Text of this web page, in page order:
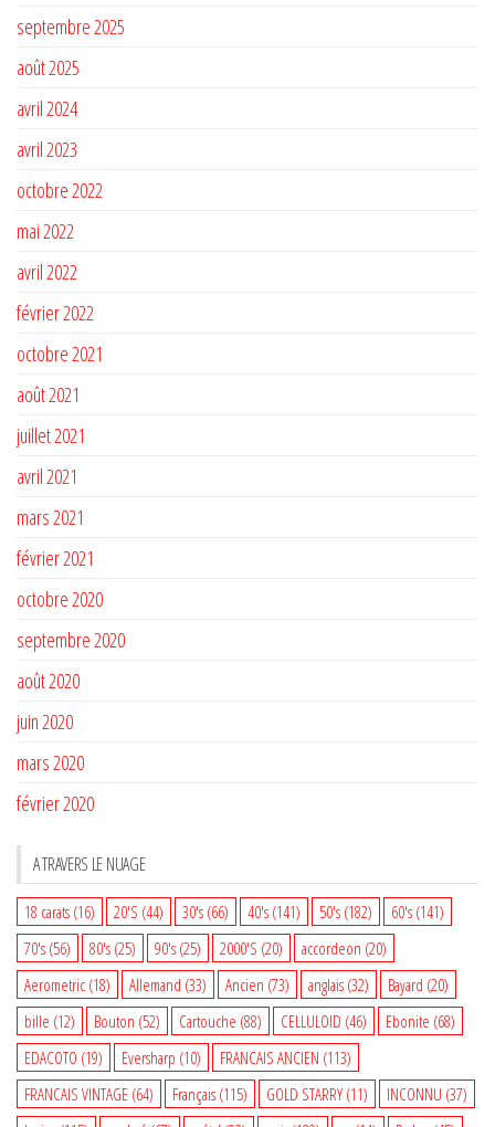
septembre 2025
août 2025
avril 2024
avril 2023
octobre 2022
mai 2022
avril 2022
février 2022
octobre 2021
août 2021
juillet 2021
avril 2021
mars 2021
février 2021
octobre 2020
septembre 2020
août 2020
juin 2020
mars 2020
février 2020
A TRAVERS LE NUAGE
18 carats (16) 20'S (44) 30's (66) 40's (141) 50's (182) 60's (141)
70's (56) 80's (25) 90's (25) 2000'S (20) accordeon (20)
Aerometric (18) Allemand (33) Ancien (73) anglais (32) Bayard (20)
bille (12) Bouton (52) Cartouche (88) CELLULOID (46) Ebonite (68)
EDACOTO (19) Eversharp (10) FRANCAIS ANCIEN (113)
FRANCAIS VINTAGE (64) Français (115) GOLD STARRY (11) INCONNU (37)